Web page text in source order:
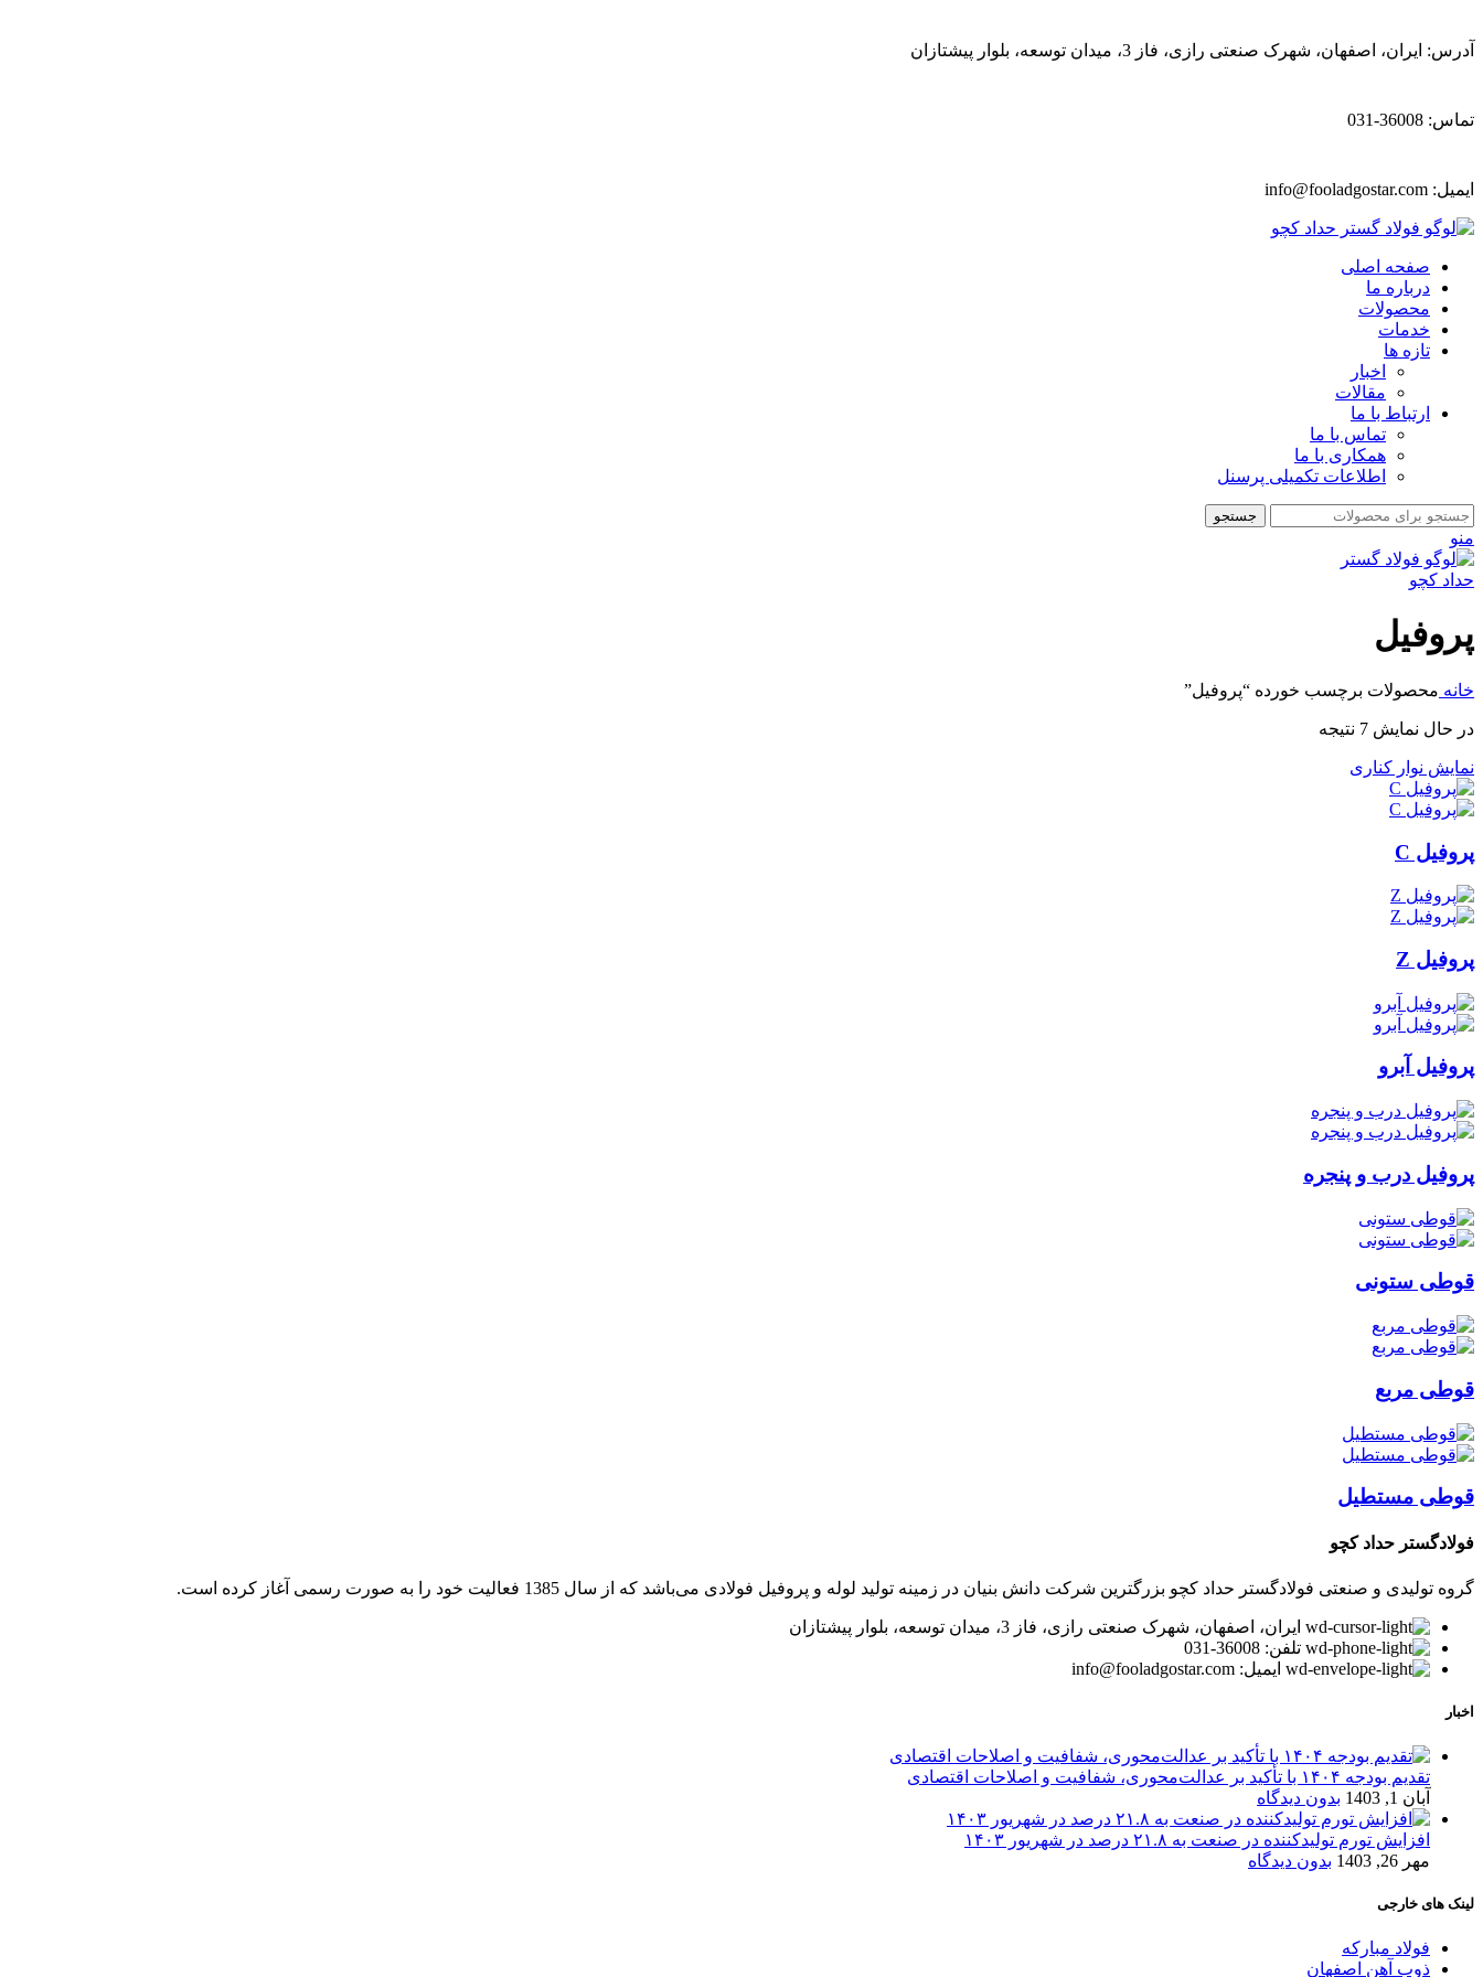
آدرس: ایران، اصفهان، شهرک صنعتی رازی، فاز 3، میدان توسعه، بلوار پیشتازان
تماس: 36008-031
ایمیل: info@fooladgostar.com
صفحه اصلی
درباره ما
محصولات
خدمات
تازه ها
اخبار
مقالات
ارتباط با ما
تماس با ما
همکاری با ما
اطلاعات تکمیلی پرسنل
جستجو
منو
پروفیل
خانه محصولات برچسب خورده “پروفیل”
در حال نمایش 7 نتیجه
نمایش نوار کناری
پروفیل C
پروفیل Z
پروفیل آبرو
پروفیل درب و پنجره
قوطی ستونی
قوطی مربع
قوطی مستطیل
فولادگستر حداد کچو
گروه تولیدی و صنعتی فولادگستر حداد کچو بزرگترین شرکت دانش بنیان در زمینه تولید لوله و پروفیل فولادی می‌باشد که از سال 1385 فعالیت خود را به صورت رسمی آغاز کرده است.
ایران، اصفهان، شهرک صنعتی رازی، فاز 3، میدان توسعه، بلوار پیشتازان
تلفن: 36008-031
ایمیل: info@fooladgostar.com
اخبار
تقدیم بودجه ۱۴۰۴ با تأکید بر عدالت‌محوری، شفافیت و اصلاحات اقتصادی
آبان 1, 1403
بدون دیدگاه
افزایش تورم تولیدکننده در صنعت به ۲۱.۸ درصد در شهریور ۱۴۰۳
مهر 26, 1403
بدون دیدگاه
لینک های خارجی
فولاد مبارکه
ذوب آهن اصفهان